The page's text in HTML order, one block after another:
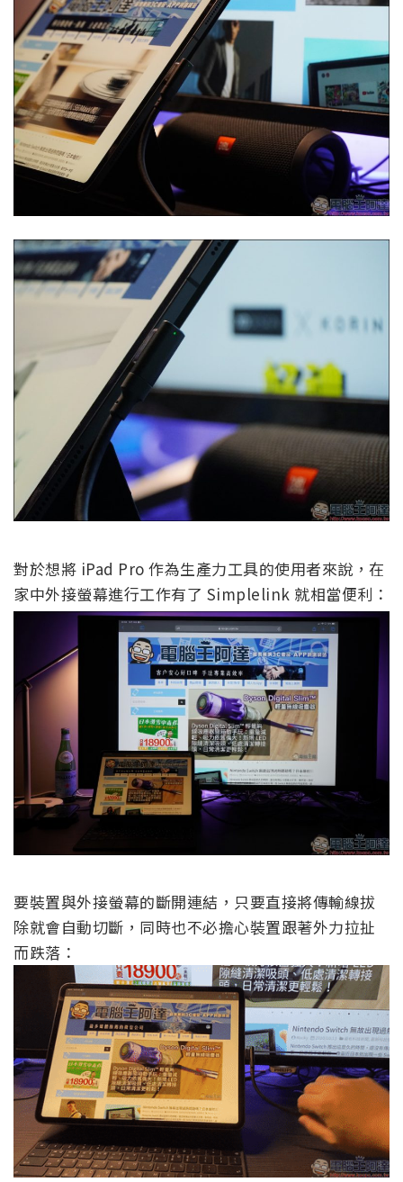
對於想將 iPad Pro 作為生產力工具的使用者來說，在
家中外接螢幕進行工作有了 Simplelink 就相當便利：
要裝置與外接螢幕的斷開連結，只要直接將傳輸線拔
除就會自動切斷，同時也不必擔心裝置跟著外力拉扯
而跌落：